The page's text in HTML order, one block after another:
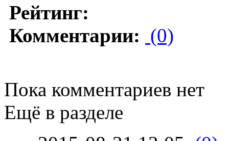
Рейтинг:
Комментарии: (0)
Пока комментариев нет
Ещё в разделе